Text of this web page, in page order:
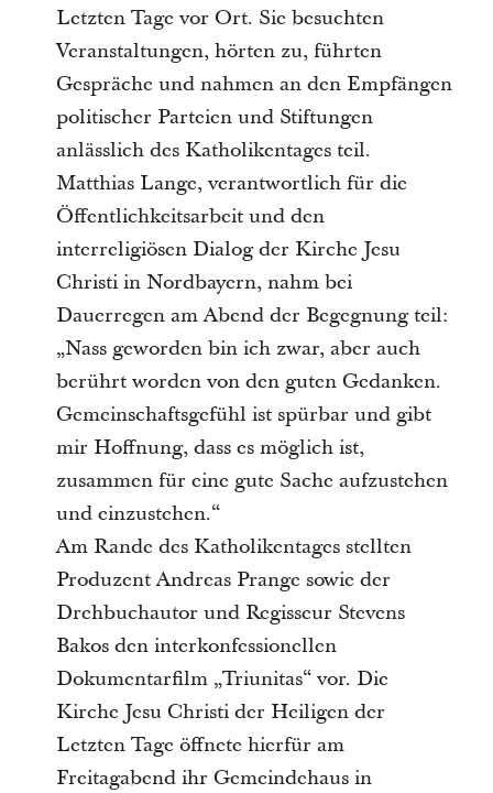
Letzten Tage vor Ort. Sie besuchten
Veranstaltungen, hörten zu, führten
Gespräche und nahmen an den Empfängen
politischer Parteien und Stiftungen
anlässlich des Katholikentages teil.
Matthias Lange, verantwortlich für die
Öffentlichkeitsarbeit und den
interreligiösen Dialog der Kirche Jesu
Christi in Nordbayern, nahm bei
Dauerregen am Abend der Begegnung teil:
„Nass geworden bin ich zwar, aber auch
berührt worden von den guten Gedanken.
Gemeinschaftsgefühl ist spürbar und gibt
mir Hoffnung, dass es möglich ist,
zusammen für eine gute Sache aufzustehen
und einzustehen.“
Am Rande des Katholikentages stellten
Produzent Andreas Prange sowie der
Drehbuchautor und Regisseur Stevens
Bakos den interkonfessionellen
Dokumentarfilm „Triunitas“ vor. Die
Kirche Jesu Christi der Heiligen der
Letzten Tage öffnete hierfür am
Freitagabend ihr Gemeindehaus in